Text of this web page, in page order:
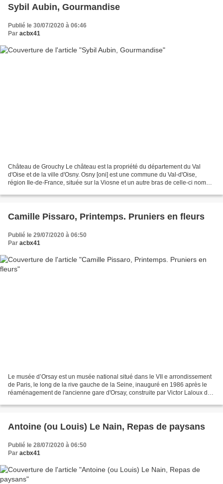
Sybil Aubin, Gourmandise
Publié le 30/07/2020 à 06:46
Par acbx41
Château de Grouchy Le château est la propriété du département du Val
d'Oise et de la ville d'Osny. Osny [oni] est une commune du Val-d'Oise,
région Ile-de-France, située sur la Viosne et un autre bras de celle-ci nommé
Camille Pissaro, Printemps. Pruniers en fleurs
Publié le 29/07/2020 à 06:50
Par acbx41
Le musée d’Orsay est un musée national situé dans le VII e arrondissement
de Paris, le long de la rive gauche de la Seine, inauguré en 1986 après le
réaménagement de l'ancienne gare d'Orsay, construite par Victor Laloux de
Antoine (ou Louis) Le Nain, Repas de paysans
Publié le 28/07/2020 à 06:50
Par acbx41